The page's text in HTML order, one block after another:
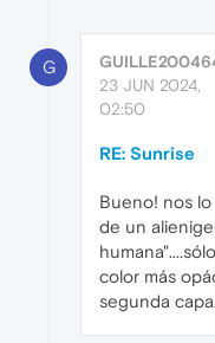
G
23 JUN 2024,
02:50
RE: Sunrise
Bueno! nos
de un
color más
segunda